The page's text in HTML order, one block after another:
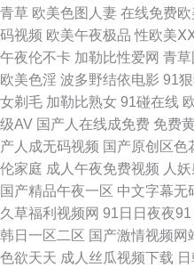
青草 欧美色图人妻 在线免费欧
码视频 欧美午夜极品 性欧美
午夜伦不卡 加勒比性爱网 青草
欧美色淫 波多野结依电影 91
女剃毛 加勒比熟女 91碰在线
级AV 国产人在线成免费 免费
产人成无码视频 国产原创区色
伦家庭 成人午夜免费视频 人
国产精品午夜一区 中文字幕无
久草福利视频网 91日日夜夜91
韩日一区二区 国产激情视频网
色欲天天 成人丝瓜视频下载